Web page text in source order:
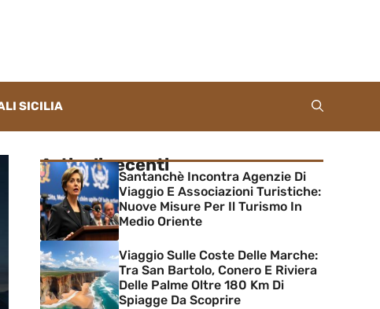
SICILIA
Articoli recenti
Santanchè Incontra Agenzie Di
Viaggio E Associazioni Turistiche:
Nuove Misure Per Il Turismo In
Medio Oriente
Viaggio Sulle Coste Delle Marche:
Tra San Bartolo, Conero E Riviera
Delle Palme Oltre 180 Km Di
Spiagge Da Scoprire